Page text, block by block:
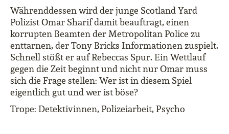
Währenddessen wird der junge Scotland Yard
Polizist Omar Sharif damit beauftragt, einen
korrupten Beamten der Metropolitan Police zu
enttarnen, der Tony Bricks Informationen zuspielt.
Schnell stößt er auf Rebeccas Spur. Ein Wettlauf
gegen die Zeit beginnt und nicht nur Omar muss
sich die Frage stellen: Wer ist in diesem Spiel
eigentlich gut und wer ist böse?
Trope: Detektivinnen, Polizeiarbeit, Psycho